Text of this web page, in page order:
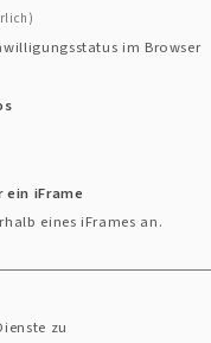
Gemeindebrief
im Browser
ein iFrame
eines iFrames an.
zu